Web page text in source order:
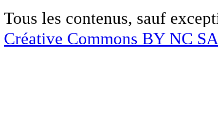
Tous les contenus, sauf
Créative Commons BY NC SA